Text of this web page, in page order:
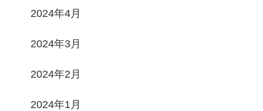
2024年4月
2024年3月
2024年2月
2024年1月